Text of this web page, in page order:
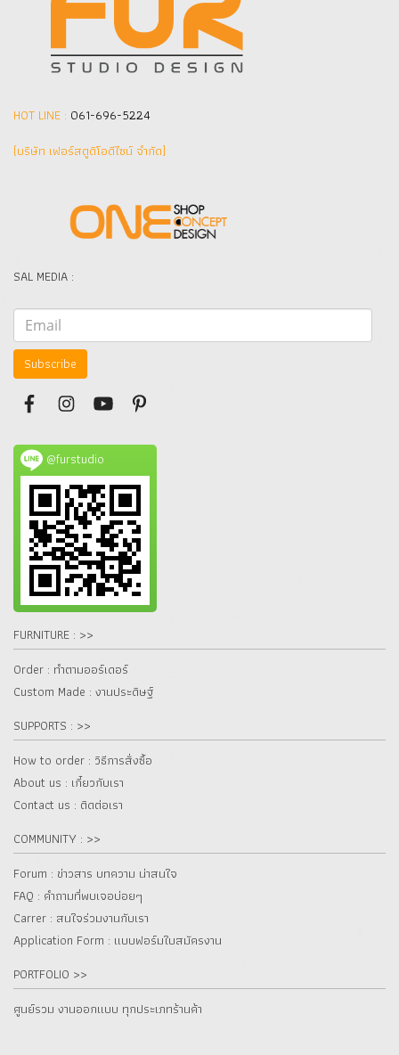
HOT LINE : 061-696-5224
(บริษัท เฟอร์สตูดิโอดีไซน์ จำกัด]
SAL MEDIA :
Subscribe
@furstudio
FURNITURE : >>
Order : ทำตามออร์เดอร์
Custom Made : งานประดิษฐ์
SUPPORTS : >>
How to order : วิธีการสั่งซื้อ
About us : เกี๋ยวกับเรา
Contact us : ติดต่อเรา
COMMUNITY : >>
Forum : ข่าวสาร บทความ น่าสนใจ
FAQ : คำถามที่พบเจอบ่อยๆ
Carrer : สนใจร่วมงานกับเรา
Application Form : แบบฟอร์มใบสมัครงาน
PORTFOLIO >>
ศูนย์รวม งานออกแบบ ทุกประเภทร้านค้า